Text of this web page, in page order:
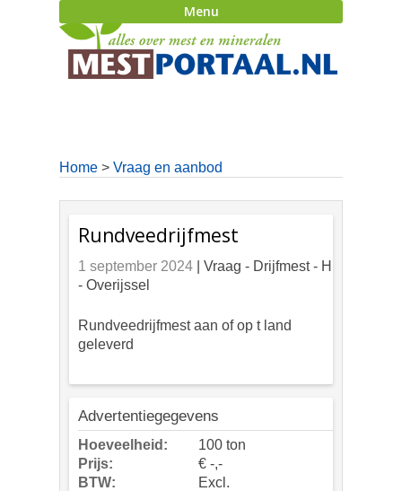
Menu
Home > Vraag en aanbod
Rundveedrijfmest
1 september 2024 | Vraag - Drijfmest - H
- Overijssel
Rundveedrijfmest aan of op t land
geleverd
Advertentiegegevens
Hoeveelheid:
100 ton
Prijs:
€ -,-
BTW:
Excl.